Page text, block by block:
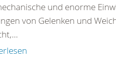
und enorme
von Gelenken und